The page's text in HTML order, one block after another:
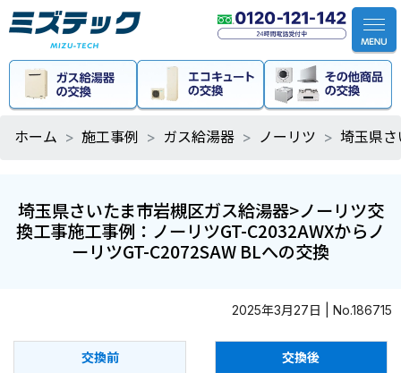
ホーム 施工事例 ガス給湯器 ノーリツ 埼玉県
埼玉県さいたま市岩槻区ガス給湯器>ノーリツ交
換工事施工事例：ノーリツGT-C2032AWXからノ
ーリツGT-C2072SAW BLへの交換
2025年3月27日 | No.186715
交換前 交換後